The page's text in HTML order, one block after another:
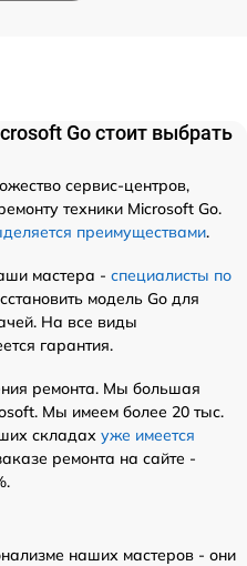
Go стоит выбрать
сервис-центров,
техники Microsoft Go.
преимуществами.
мастера - специалисты по
модель Go для
На все виды
гарантия.
ремонта. Мы большая
Мы имеем более 20 тыс.
складах уже имеется
ремонта на сайте -
наших мастеров - они